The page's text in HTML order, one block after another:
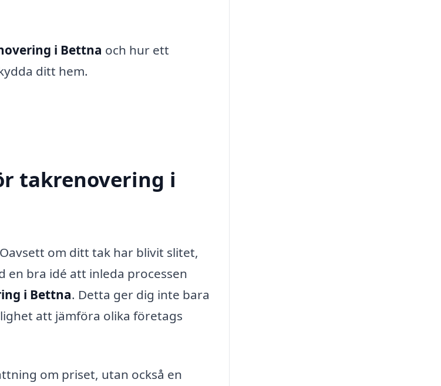
i Bettna och hur ett
ditt hem.
takrenovering i
om ditt tak har blivit slitet,
en bra idé att inleda processen
i Bettna. Detta ger dig inte bara
att jämföra olika företags
om priset, utan också en